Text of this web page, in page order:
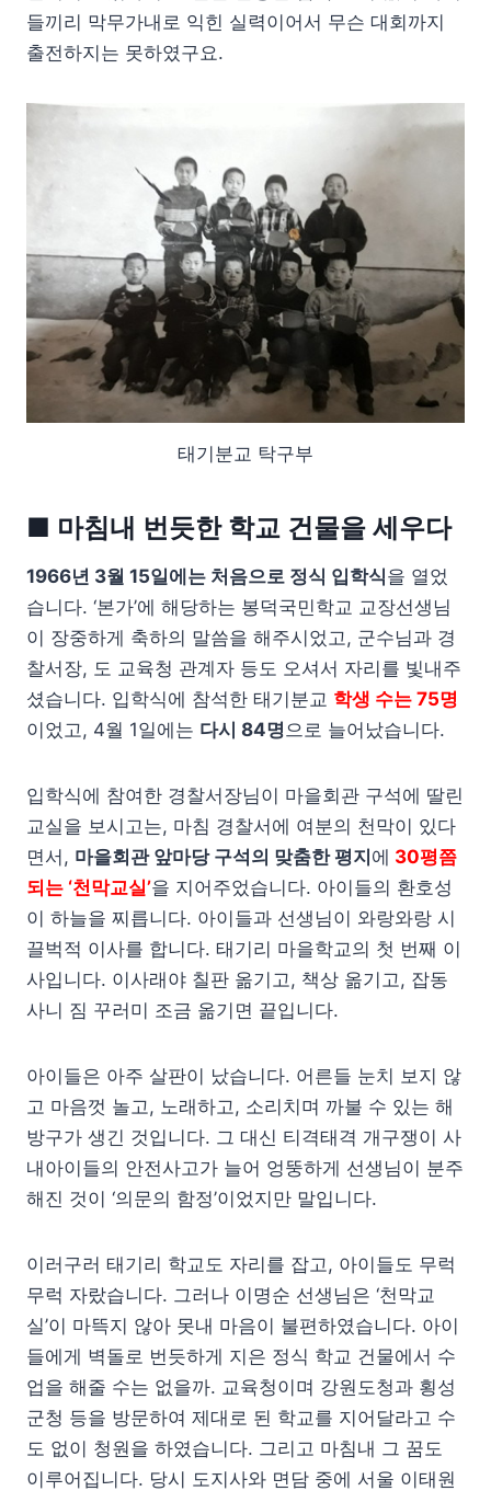
들끼리 막무가내로 익힌 실력이어서 무슨 대회까지
출전하지는 못하였구요.
태기분교 탁구부
■ 마침내 번듯한 학교 건물을 세우다
1966년 3월 15일에는 처음으로 정식 입학식을 열었
습니다. ‘본가’에 해당하는 봉덕국민학교 교장선생님
이 장중하게 축하의 말씀을 해주시었고, 군수님과 경
찰서장, 도 교육청 관계자 등도 오셔서 자리를 빛내주
셨습니다. 입학식에 참석한 태기분교 학생 수는 75명
이었고, 4월 1일에는 다시 84명 으로 늘어났습니다.
입학식에 참여한 경찰서장님이 마을회관 구석에 딸린
교실을 보시고는, 마침 경찰서에 여분의 천막이 있다
면서, 마을회관 앞마당 구석의 맞춤한 평지에 30평쯤
되는 ‘천막교실’을 지어주었습니다. 아이들의 환호성
이 하늘을 찌릅니다. 아이들과 선생님이 와랑와랑 시
끌벅적 이사를 합니다. 태기리 마을학교의 첫 번째 이
사입니다. 이사래야 칠판 옮기고, 책상 옮기고, 잡동
사니 짐 꾸러미 조금 옮기면 끝입니다.
아이들은 아주 살판이 났습니다. 어른들 눈치 보지 않
고 마음껏 놀고, 노래하고, 소리치며 까불 수 있는 해
방구가 생긴 것입니다. 그 대신 티격태격 개구쟁이 사
내아이들의 안전사고가 늘어 엉뚱하게 선생님이 분주
해진 것이 ‘의문의 함정’이었지만 말입니다.
이러구러 태기리 학교도 자리를 잡고, 아이들도 무럭
무럭 자랐습니다. 그러나 이명순 선생님은 ‘천막교
실’이 마뜩지 않아 못내 마음이 불편하였습니다. 아이
들에게 벽돌로 번듯하게 지은 정식 학교 건물에서 수
업을 해줄 수는 없을까. 교육청이며 강원도청과 횡성
군청 등을 방문하여 제대로 된 학교를 지어달라고 수
도 없이 청원을 하였습니다. 그리고 마침내 그 꿈도
이루어집니다. 당시 도지사와 면담 중에 서울 이태원